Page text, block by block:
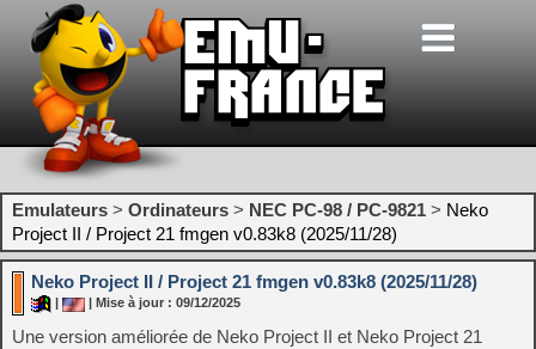
Emulateurs > Ordinateurs > NEC PC-98 / PC-9821 > Neko
Project II / Project 21 fmgen v0.83k8 (2025/11/28)
Neko Project II / Project 21 fmgen v0.83k8 (2025/11/28)
| Mise à jour : 09/12/2025
Une version améliorée de Neko Project II et Neko Project 21